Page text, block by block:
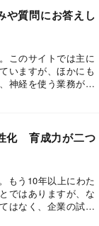
や質問にお答えし
このサイトでは主に
いますが、ほかにも
神経を使う業務がた
リーでは、主に「予
お答えします。
化 育成力が二つ
もう10年以上にわた
ではありますが、な
はなく、企業の試行
この数年、「研修内